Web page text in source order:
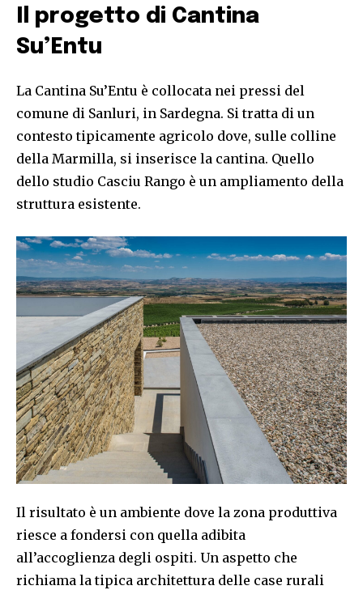
Il progetto di Cantina
Su’Entu
La Cantina Su’Entu è collocata nei pressi del
comune di Sanluri, in Sardegna. Si tratta di un
contesto tipicamente agricolo dove, sulle colline
della Marmilla, si inserisce la cantina. Quello
dello studio Casciu Rango è un ampliamento della
struttura esistente.
Il risultato è un ambiente dove la zona produttiva
riesce a fondersi con quella adibita
all’accoglienza degli ospiti. Un aspetto che
richiama la tipica architettura delle case rurali